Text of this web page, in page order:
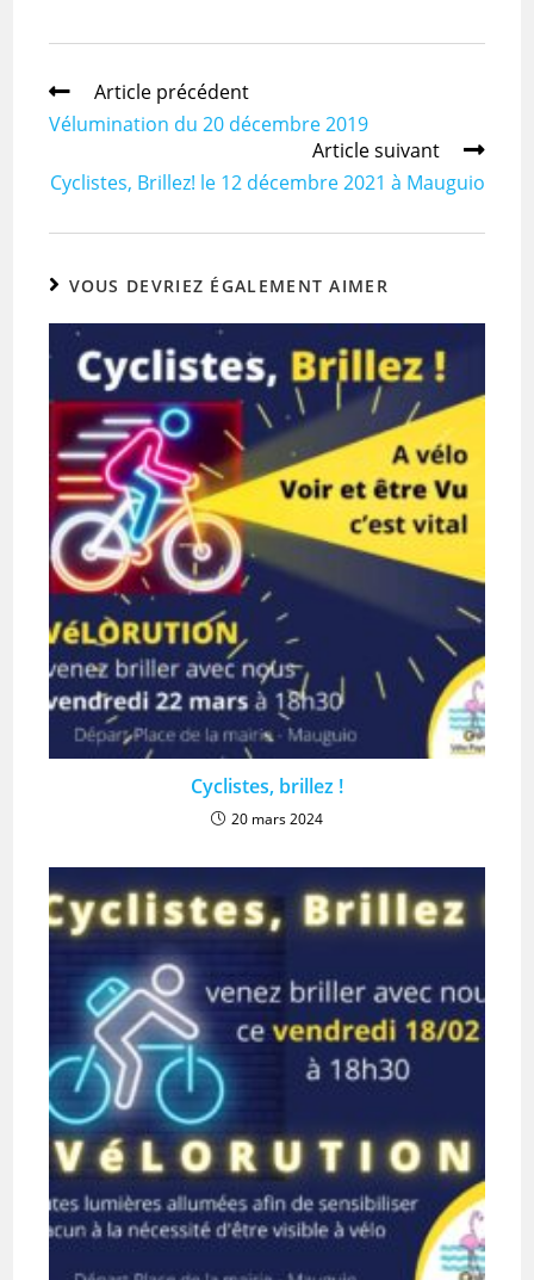
Article précédent
Vélumination du 20 décembre 2019
Article suivant
Cyclistes, Brillez! le 12 décembre 2021 à Mauguio
VOUS DEVRIEZ ÉGALEMENT AIMER
Cyclistes, brillez !
20 mars 2024